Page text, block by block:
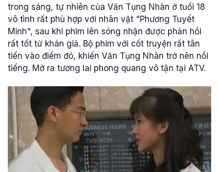
trong sáng, tự nhiên của Văn Tụng Nhàn ở tuổi 18
vô tình rất phù hợp với nhân vật "Phương Tuyết
Minh", sau khi phim lên sóng nhận được phản hồi
rất tốt từ khán giả. Bộ phim với cốt truyện rất tân
tiến vào điểm đó, khiến Văn Tụng Nhàn trở nên nổi
tiếng. Mở ra tương lai phong quang vô tận tại ATV.